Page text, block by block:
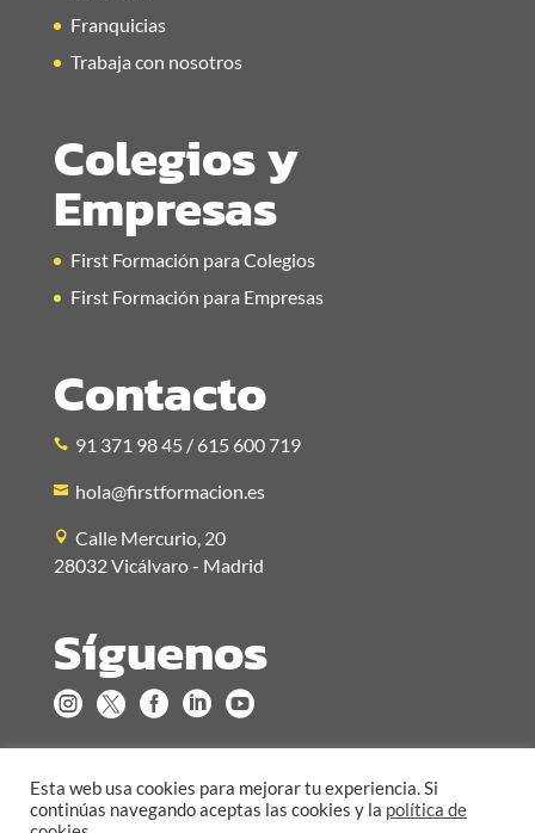
Franquicias
Trabaja con nosotros
Colegios y
Empresas
First Formación para Colegios
First Formación para Empresas
Contacto
91 371 98 45 / 615 600 719
hola@firstformacion.es
Calle Mercurio, 20
28032 Vicálvaro - Madrid
Síguenos
    
Esta web usa cookies para mejorar tu experiencia. Si
continúas navegando aceptas las cookies y la política de